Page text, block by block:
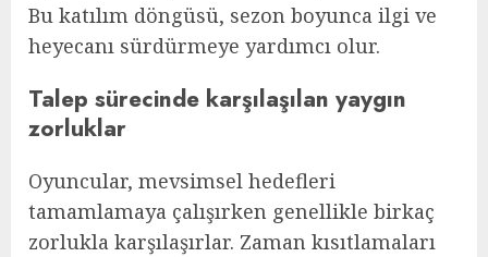
Bu katılım döngüsü, sezon boyunca ilgi ve
heyecanı sürdürmeye yardımcı olur.
Talep sürecinde karşılaşılan yaygın
zorluklar
Oyuncular, mevsimsel hedefleri
tamamlamaya çalışırken genellikle birkaç
zorlukla karşılaşırlar. Zaman kısıtlamaları